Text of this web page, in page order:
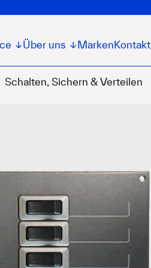
↓Über uns ↓ Marken Kontakt
Schalten, Sichern & Verteilen